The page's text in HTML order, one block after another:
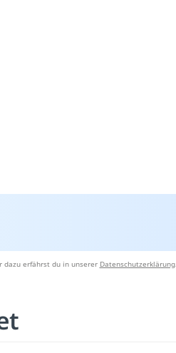
dazu erfährst du in unserer Datenschutzerklärung.